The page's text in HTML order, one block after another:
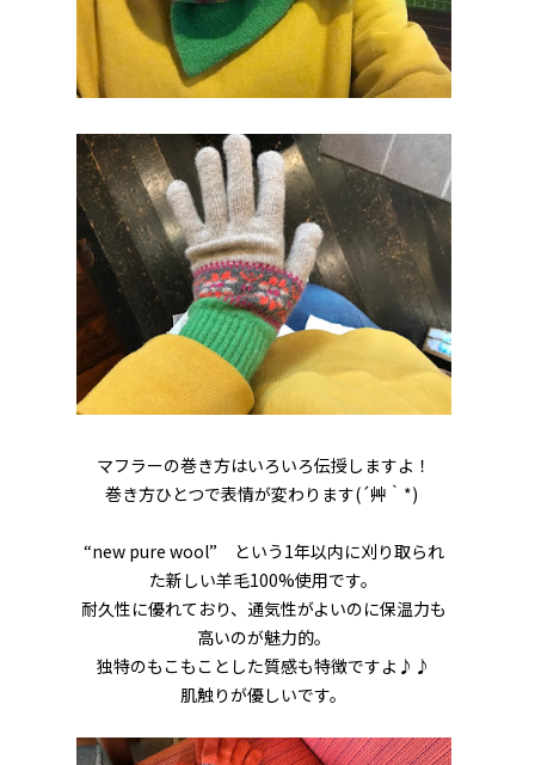
マフラーの巻き方はいろいろ伝授しますよ！
巻き方ひとつで表情が変わります(´艸｀*)
“new pure wool” という1年以内に刈り取られ
た新しい羊毛100%使用です。
耐久性に優れており、通気性がよいのに保温力も
高いのが魅力的。
独特のもこもことした質感も特徴ですよ♪♪
肌触りが優しいです。